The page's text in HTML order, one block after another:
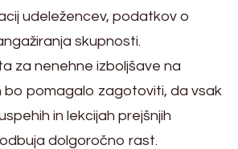
udeležencev, podatkov o
skupnosti.
za nenehne izboljšave na
bo pomagalo zagotoviti, da vsak
in lekcijah prejšnjih
dolgoročno rast.